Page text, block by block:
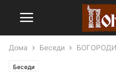
Дома Беседи
Беседи